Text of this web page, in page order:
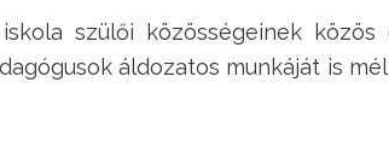
szülői közösségeinek
áldozatos munkáját is